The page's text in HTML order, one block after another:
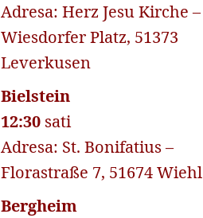
Adresa: Herz Jesu Kirche –
Wiesdorfer Platz, 51373
Leverkusen
Bielstein
12:30 sati
Adresa: St. Bonifatius –
Florastraße 7, 51674 Wiehl
Bergheim